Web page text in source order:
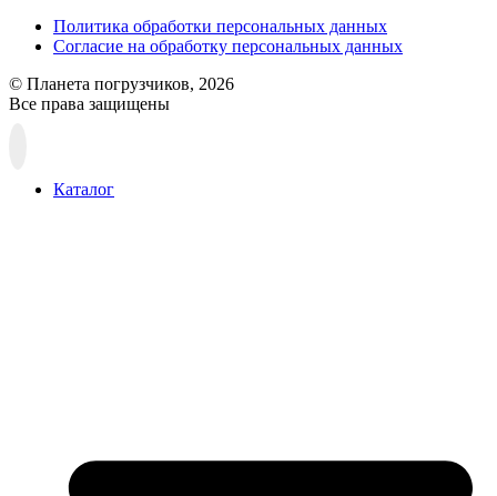
Политика обработки персональных данных
Согласие на обработку персональных данных
© Планета погрузчиков, 2026
Все права защищены
Каталог